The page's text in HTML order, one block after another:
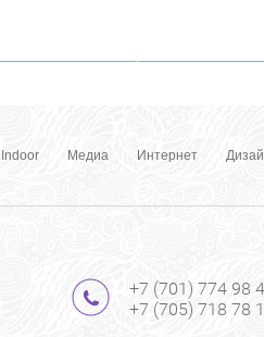
Indoor Медиа Интернет
+7 (701) 774 98
+7 (705) 718 78